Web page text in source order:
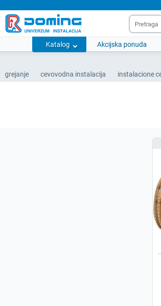
Katalog Akcijska ponuda
grejanje cevovodna instalacija instalacione